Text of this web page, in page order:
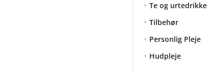
Te og urtedrikke
Tilbehør
Personlig Pleje
Hudpleje